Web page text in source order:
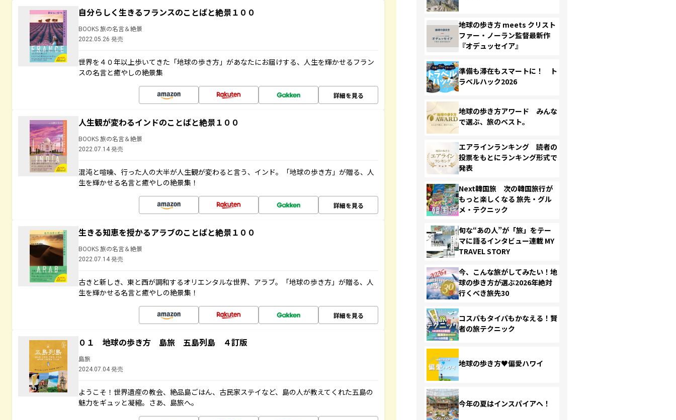
自分らしく生きるフランスのことばと絶景１００
BOOKS 旅の名言＆絶景
2022.05.26 発売
世界を４０年以上歩いてきた「地球の歩き方」があなたにお届けする、人生を輝かせるフラン
スの名言と癒やしの絶景集
詳細を見る
人生観が変わるインドのことばと絶景１００
BOOKS 旅の名言＆絶景
2022.07.14 発売
混沌と喧噪、行った人の大半が人生観が変わると言う、インド。「地球の歩き方」が贈る、人
生を輝かせる名言と癒やしの絶景集！
詳細を見る
生きる知恵を授かるアラブのことばと絶景１００
BOOKS 旅の名言＆絶景
2022.07.14 発売
古きと新しき、東と西が調和するオリエンタルな世界、アラブ。「地球の歩き方」が贈る、人
生を輝かせる名言と癒やしの絶景集！
詳細を見る
０１ 地球の歩き方 島旅 五島列島 ４訂版
島旅
2024.07.04 発売
ようこそ！世界遺産の教会、絶品島ごはん、古民家ステイなど、島の人が教えてくれた五島の
魅力をギュッと凝縮。さあ、島旅へ。
地球の歩き方 meets クリスト
ファー・ノーラン監督最新作
『オデュッセイア』
準備も滞在もスマートに！ ト
ラベルハック2026
地球の歩き方アワード みんな
で選ぶ、旅のベスト。
エアラインランキング 読者の
投票をもとにランキング形式で
発表
Next韓国旅 次の韓国旅行が
もっと楽しくなる 旅先・グル
メ・テクニック
旬な“あの人”が「旅」をテー
マに語るインタビュー連載 MY
TRAVEL STORY
今、こんな旅がしてみたい！地
球の歩き方が選ぶ2026年絶対
行くべき旅先30
コスパもタイパもかなえる！賢
者の旅テクニック
地球の歩き方♥偏愛ハワイ
今年の夏はインスパイアへ！